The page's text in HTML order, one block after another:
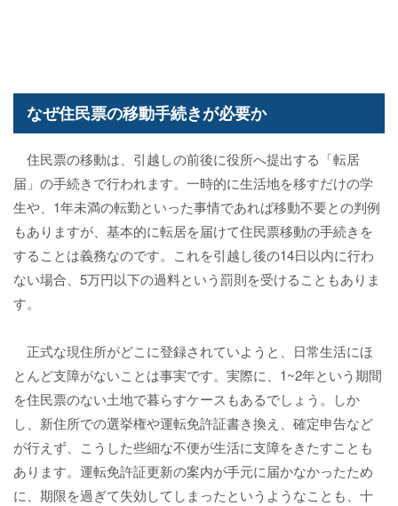
なぜ住民票の移動手続きが必要か
住民票の移動は、引越しの前後に役所へ提出する「転居
届」の手続きで行われます。一時的に生活地を移すだけの学
生や、1年未満の転勤といった事情であれば移動不要との判例
もありますが、基本的に転居を届けて住民票移動の手続きを
することは義務なのです。これを引越し後の14日以内に行わ
ない場合、5万円以下の過料という罰則を受けることもありま
す。
正式な現住所がどこに登録されていようと、日常生活にほ
とんど支障がないことは事実です。実際に、1~2年という期間
を住民票のない土地で暮らすケースもあるでしょう。しか
し、新住所での選挙権や運転免許証書き換え、確定申告など
が行えず、こうした些細な不便が生活に支障をきたすことも
あります。運転免許証更新の案内が手元に届かなかったため
に、期限を過ぎて失効してしまったというようなことも、十